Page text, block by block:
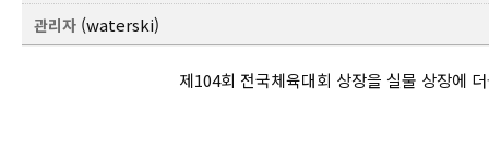
관리자(waterski)
제104회 전국체육대회 상장을 실물 상장에